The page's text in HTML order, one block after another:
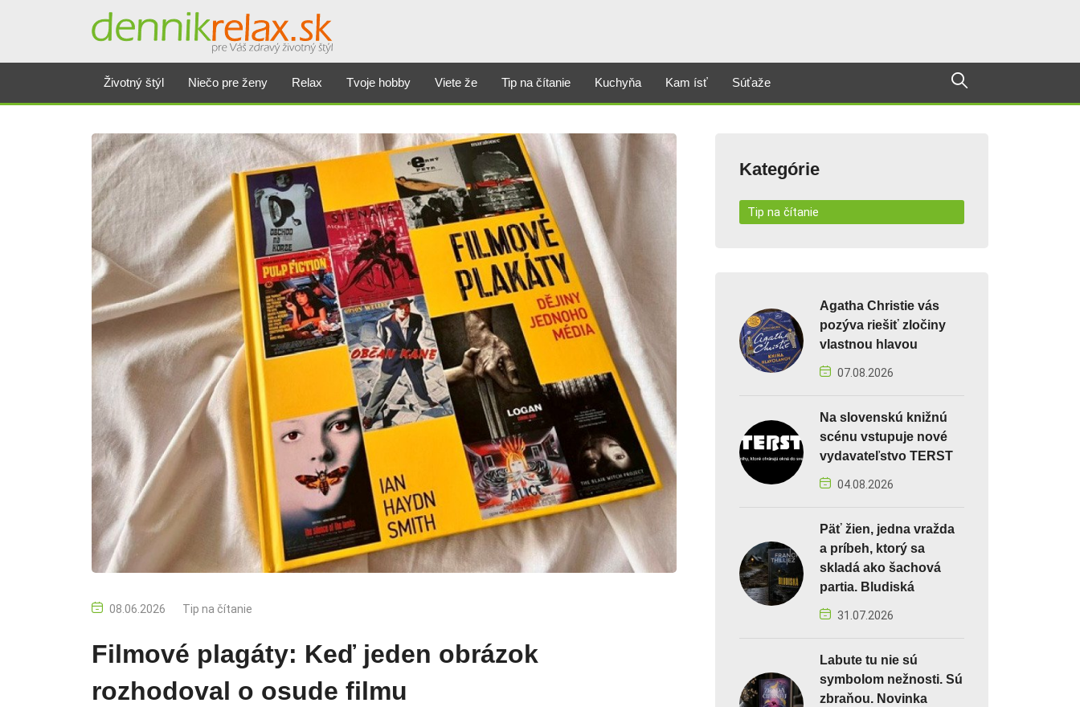
Životný štýl Niečo pre ženy Relax Tvoje hobby Viete že Tip na čítanie Kuchyňa Kam ísť Súťaže
08.06.2026 Tip na čítanie
Filmové plagáty: Keď jeden obrázok
rozhodoval o osude filmu
Kategórie
Tip na čítanie
Agatha Christie vás
pozýva riešiť zločiny
vlastnou hlavou
07.08.2026
Na slovenskú knižnú
scénu vstupuje nové
vydavateľstvo TERST
04.08.2026
Päť žien, jedna vražda
a príbeh, ktorý sa
skladá ako šachová
partia. Bludiská
31.07.2026
Labute tu nie sú
symbolom nežnosti. Sú
zbraňou. Novinka